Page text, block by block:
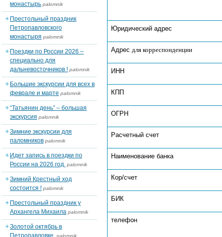
Юридический адрес
Адрес для корреспонденции
ИНН
КПП
ОГРН
Расчетный счет
Наименование банка
Кор/счет
БИК
телефон
монастырь palomnik
Престольный праздник
Петропавловского
монастыря palomnik
Поездки по России 2026 –
специально для
дальневосточников ! palomnik
Большие экскурсии для всех в
феврале и марте palomnik
“Татьянин день” – большая
экскурсия palomnik
Зимние экскурсии для
паломников palomnik
Идет запись в поездки по
России на 2026 год. palomnik
Зимний Крестный ход
состоится ! palomnik
Престольный праздник у
Архангела Михаила palomnik
Золотой октябрь в
Петропавловке. palomnik